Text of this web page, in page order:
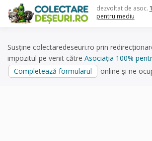
content
dezvoltat de asoc.
pentru mediu
Susține colectaredeseuri.ro prin
impozitul pe venit către Asociația 100%
Completează formularul
online și ne